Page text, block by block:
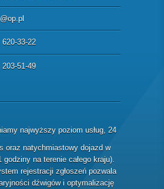
33-22
51-49
najwyższy poziom usług, 24
oraz natychmiastowy dojazd w
godziny na terenie całego kraju).
rejestracji zgłoszeń pozwala
dźwigów i optymalizację